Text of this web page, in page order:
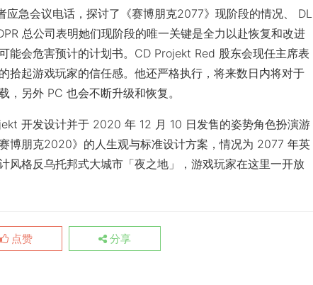
应急会议电话，探讨了《赛博朋克2077》现阶段的情况、 DL
总公司表明她们现阶段的唯一关键是全力以赴恢复和改进
能会危害预计的计划书。CD Projekt Red 股东会现任主席表
拾起游戏玩家的信任感。他还严格执行，将来数日内将对于
另外 PC 也会不断升级和恢复。
开发设计并于 2020 年 12 月 10 日发售的姿势角色扮演游
博朋克2020》的人生观与标准设计方案，情况为 2077 年英
风格反乌托邦式大城市「夜之地」，游戏玩家在这里一开放
点赞 分享